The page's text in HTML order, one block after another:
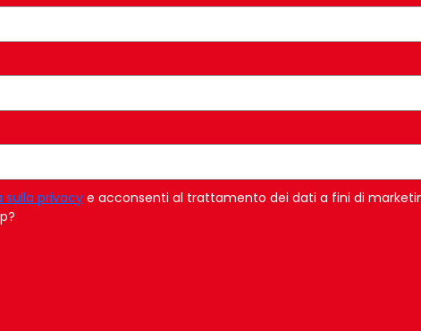
privacye acconsenti al trattamento dei dati a fini di